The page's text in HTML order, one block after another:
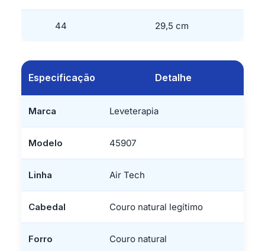
44 29,5 cm
Especificação Detalhe
Marca Leveterapia
Modelo 45907
Linha Air Tech
Cabedal Couro natural legítimo
Forro Couro natural